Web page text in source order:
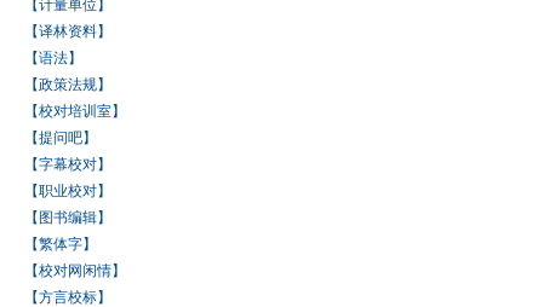
【计量单位】
【译林资料】
【语法】
【政策法规】
【校对培训室】
【提问吧】
【字幕校对】
【职业校对】
【图书编辑】
【繁体字】
【校对网闲情】
【方言校标】